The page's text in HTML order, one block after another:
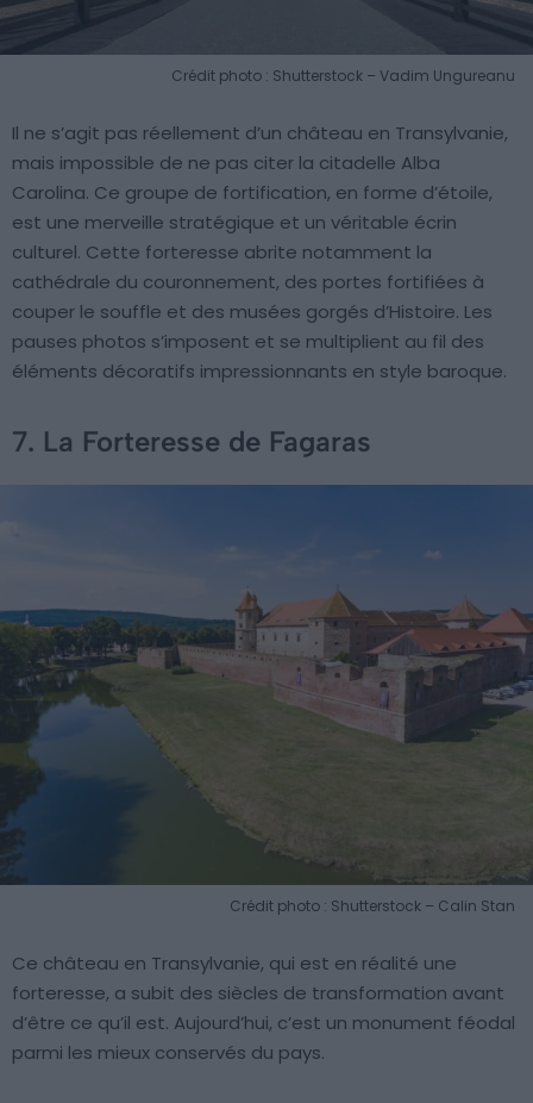
Crédit photo : Shutterstock – Vadim Ungureanu
Il ne s’agit pas réellement d’un château en Transylvanie,
mais impossible de ne pas citer la citadelle Alba
Carolina. Ce groupe de fortification, en forme d’étoile,
est une merveille stratégique et un véritable écrin
culturel. Cette forteresse abrite notamment la
cathédrale du couronnement, des portes fortifiées à
couper le souffle et des musées gorgés d’Histoire. Les
pauses photos s’imposent et se multiplient au fil des
éléments décoratifs impressionnants en style baroque.
7. La Forteresse de Fagaras
Crédit photo : Shutterstock – Calin Stan
Ce château en Transylvanie, qui est en réalité une
forteresse, a subit des siècles de transformation avant
d’être ce qu’il est. Aujourd’hui, c’est un monument féodal
parmi les mieux conservés du pays.